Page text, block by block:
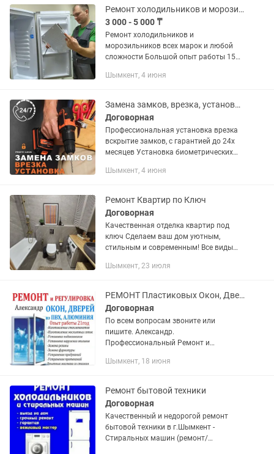
Ремонт холодильников и морозильников
3 000 - 5 000 ₸
Ремонт холодильников и
морозильников всех марок и любой
сложности Большой опыт работы 15
Шымкент, 4 июня
Замена замков, врезка, установка, вскрытие ремонт заменить замок
Договорная
Профессиональная установка врезка
вскрытие замков, с гарантией до 24х
месяцев Установка биометрических
сейфовых, установка задвижек,
Шымкент, 4 июня
Ремонт Квартир по Ключ
Договорная
Качественная отделка квартир под
ключ Сделаем ваш дом уютным,
стильным и современным! Все виды
шпаклёвка - Покраска стен и потолков -
Шымкент, 23 июля
РЕМОНТ Пластиковых Окон, Дверей с Гарантией. Стеклопакеты Подоконники Сетки
Договорная
По всем вопросам звоните или
пишите. Александр.
Профессиональный Ремонт и
Алюминиевых Окон, Дверей, Витражей
сквозняков и протеканий. -...
Шымкент, 18 июня
Ремонт бытовой техники
Договорная
Качественный и недорогой ремонт
бытовой техники в г.Шымкент -
Стиральных машин (ремонт/